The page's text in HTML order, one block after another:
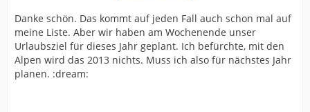
Danke schön. Das kommt auf jeden Fall auch schon mal auf
meine Liste. Aber wir haben am Wochenende unser
Urlaubsziel für dieses Jahr geplant. Ich befürchte, mit den
Alpen wird das 2013 nichts. Muss ich also für nächstes Jahr
planen. :dream: